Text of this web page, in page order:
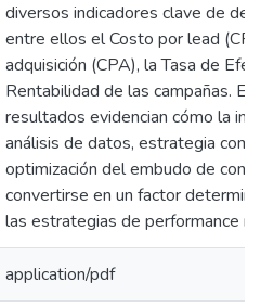
diversos indicadores clave de
entre ellos el Costo por lead
adquisición (CPA), la Tasa de
Rentabilidad de las campañas.
resultados evidencian cómo la
análisis de datos, estrategia
optimización del embudo de
convertirse en un factor
las estrategias de performance
application/pdf